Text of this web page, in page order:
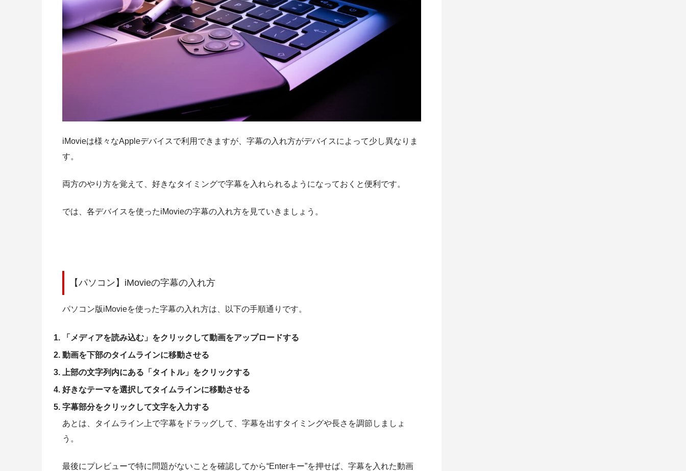
iMovieは様々なAppleデバイスで利用できますが、字幕の入れ方がデバイスによって少し異なりま
す。
両方のやり方を覚えて、好きなタイミングで字幕を入れられるようになっておくと便利です。
では、各デバイスを使ったiMovieの字幕の入れ方を見ていきましょう。
【パソコン】iMovieの字幕の入れ方
パソコン版iMovieを使った字幕の入れ方は、以下の手順通りです。
「メディアを読み込む」をクリックして動画をアップロードする
動画を下部のタイムラインに移動させる
上部の文字列内にある「タイトル」をクリックする
好きなテーマを選択してタイムラインに移動させる
字幕部分をクリックして文字を入力する
あとは、タイムライン上で字幕をドラッグして、字幕を出すタイミングや長さを調節しましょ
う。
最後にプレビューで特に問題がないことを確認してから“Enterキー”を押せば、字幕を入れた動画